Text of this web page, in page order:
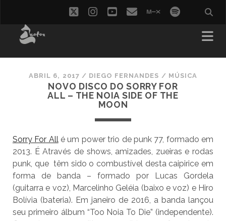
twitterinstagram
youtube
emailmixcloud
spotify
ABRIL 6, 2017 / DIEGO FERNANDES / MÚSICA
NOVO DISCO DO SORRY FOR
ALL – THE NOIA SIDE OF THE
MOON
Sorry For Allé um power trio de punk 77, formado em
2013. É Através de shows, amizades, zueiras e rodas
punk, que têm sido o combustível desta caipirice em
forma de banda – formado por Lucas Gordela
(guitarra e voz), Marcelinho Geléia (baixo e voz) e Hiro
Bolívia (bateria). Em janeiro de 2016, a banda lançou
seu primeiro álbum “Too Noia To Die” (independente).